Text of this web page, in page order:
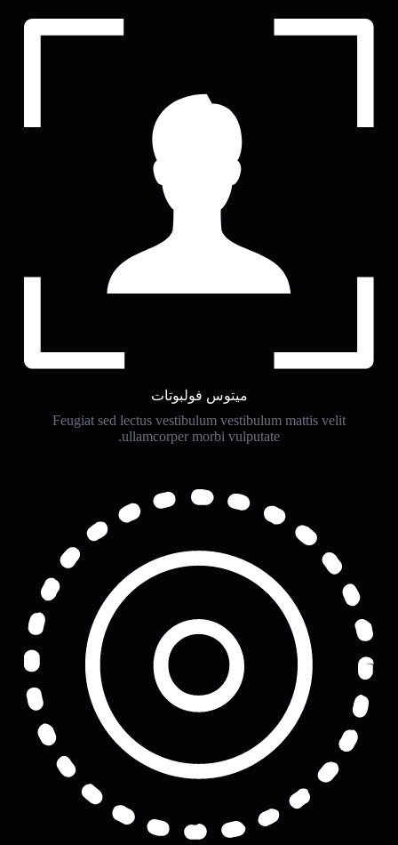
ميتوس فولبوتات
Feugiat sed lectus vestibulum vestibulum mattis velit
ullamcorper morbi vulputate.